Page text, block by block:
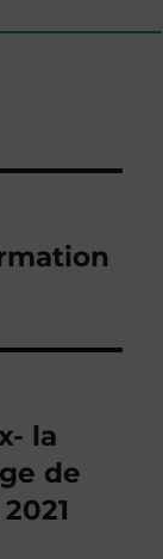
la
de